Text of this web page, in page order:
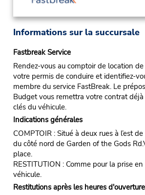
Informations sur la succursale
Fastbreak Service
Rendez-vous au comptoir de location
votre permis de conduire et identifiez-
membre du service FastBreak. Le
Budget vous remettra votre contrat
clés du véhicule.
Indications générales
COMPTOIR : Situé à deux rues à l’est
du côté nord de Garden of the Gods
place.
RESTITUTION : Comme pour la prise
véhicule.
Restitutions après les heures d'ouverture